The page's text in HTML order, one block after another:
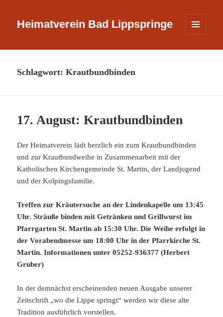
Heimatverein Bad Lippspringe
WIDGETS
Schlagwort:Krautbundbinden
17. August: Krautbundbinden
Der Heimatverein lädt herzlich ein zum Krautbundbinden
und zur Krautbundweihe in Zusammenarbeit mit der
Katholischen Kirchengemeinde St. Martin, der Landjugend
und der Kolpingsfamilie.
Treffen zur Kräutersuche an der Lindenkapelle um 13:45
Uhr. Sträuße binden mit Getränken und Grillwurst im
Pfarrgarten St. Martin ab 15:30 Uhr. Die Weihe erfolgt in
der Vorabendmesse um 18:00 Uhr in der Pfarrkirche St.
Martin. Informationen unter 05252-936377 (Herbert
Gruber)
In der demnächst erscheinenden neuen Ausgabe unserer
Zeitschrift „wo die Lippe springt“ werden wir diese alte
Tradition ausführlich vorstellen.